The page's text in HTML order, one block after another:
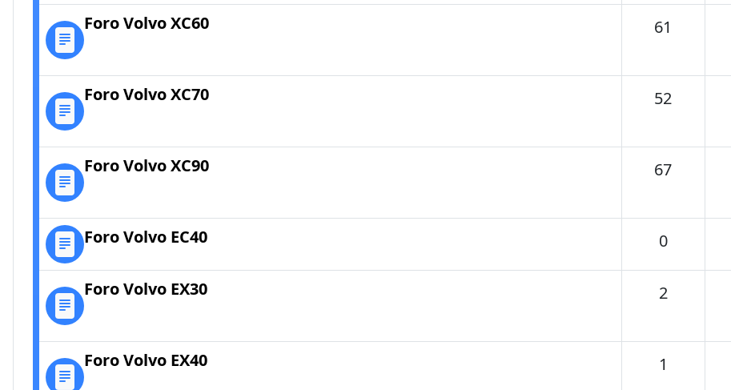
Foro Volvo XC60 61
Foro Volvo XC70 52Temas
Foro Volvo XC90 67Temas
Foro Volvo EC40 0Temas
Foro Volvo EX30 2Temas
Foro Volvo EX40 1